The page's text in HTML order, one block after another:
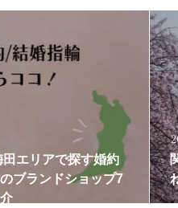
エリアで探す婚約
ブランドショップ7